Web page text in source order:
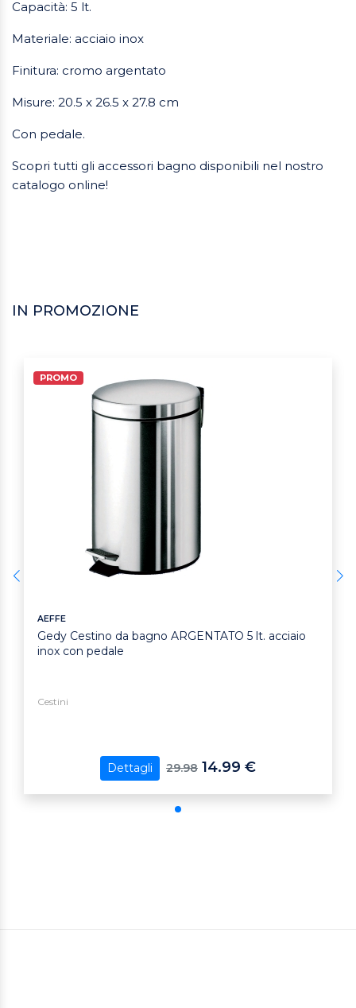
Capacità: 5 lt.
Materiale: acciaio inox
Finitura: cromo argentato
Misure: 20.5 x 26.5 x 27.8 cm
Con pedale.
Scopri tutti gli accessori bagno disponibili nel nostro
catalogo online!
IN PROMOZIONE
PROMO
AEFFE
Gedy Cestino da bagno ARGENTATO 5 lt. acciaio
inox con pedale
Cestini
Dettagli 29.98 14.99 €